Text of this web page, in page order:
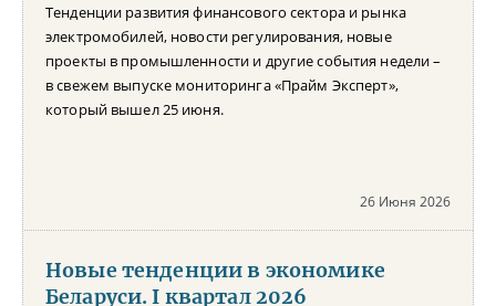
Тенденции развития финансового сектора и рынка
электромобилей, новости регулирования, новые
проекты в промышленности и другие события недели –
в свежем выпуске мониторинга «Прайм Эксперт»,
который вышел 25 июня.
26 Июня 2026
Новые тенденции в экономике
Беларуси. I квартал 2026